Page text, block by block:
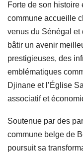
Forte de son histoire
commune accueille
venus du Sénégal et
bâtir un avenir
prestigieuses, des
emblématiques
Djinane et l’Église
associatif et
Soutenue par des
commune belge de
poursuit sa